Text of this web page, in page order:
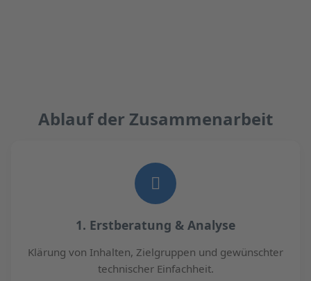
Ablauf der Zusammenarbeit
1. Erstberatung & Analyse
Klärung von Inhalten, Zielgruppen und gewünschter
technischer Einfachheit.